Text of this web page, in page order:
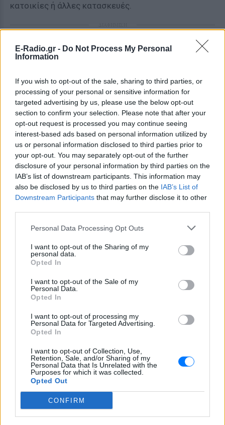
E-Radio.gr - Do Not Process My Personal
Information
If you wish to opt-out of the sale, sharing to third parties, or
processing of your personal or sensitive information for
targeted advertising by us, please use the below opt-out
section to confirm your selection. Please note that after your
opt-out request is processed you may continue seeing
interest-based ads based on personal information utilized by
us or personal information disclosed to third parties prior to
your opt-out. You may separately opt-out of the further
disclosure of your personal information by third parties on the
IAB’s list of downstream participants. This information may
also be disclosed by us to third parties on the IAB’s List of
Downstream Participants that may further disclose it to other
Personal Data Processing Opt Outs
I want to opt-out of the Sharing of my
personal data.
Opted In
I want to opt-out of the Sale of my
Personal Data.
Opted In
I want to opt-out of processing my
Personal Data for Targeted Advertising.
Opted In
I want to opt-out of Collection, Use,
Retention, Sale, and/or Sharing of my
Personal Data that Is Unrelated with the
Purposes for which it was collected.
Opted Out
CONFIRM
κατοικίες ή άλλες κατασκευές.
Την αγορά επηρεάζουν και οι αποφάσεις για τον
Νέο Οικοδομικό Κανονισμό, οι οποίες έχουν
παγώσει αρκετές συμφωνίες αντιπαροχής. Οι
5% στα μελλοντικά ποσοστά, εφόσον δεν επανέλθει
το σύστημα των bonus.
Το συμπέρασμα είναι ότι η αγορά ακινήτων
παραμένει δυναμική, αλλά μπαίνει σε πιο
απαιτητική φάση. Η ζήτηση υπάρχει, τα κεφάλαια
συνεχίζουν να κινούνται, όμως το κόστος
κατασκευής, η έλλειψη γης και οι θεσμικές αλλαγές
θα κρίνουν την επόμενη ημέρα.